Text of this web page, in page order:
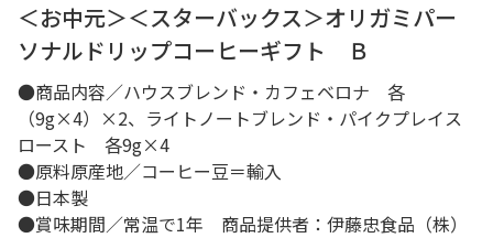
＜お中元＞＜スターバックス＞オリガミパー
ソナルドリップコーヒーギフト Ｂ
●商品内容／ハウスブレンド・カフェベロナ 各
（9g×4）×2、ライトノートブレンド・パイクプレイス
ロースト 各9g×4
●原料原産地／コーヒー豆＝輸入
●日本製
●賞味期間／常温で1年 商品提供者：伊藤忠食品（株）